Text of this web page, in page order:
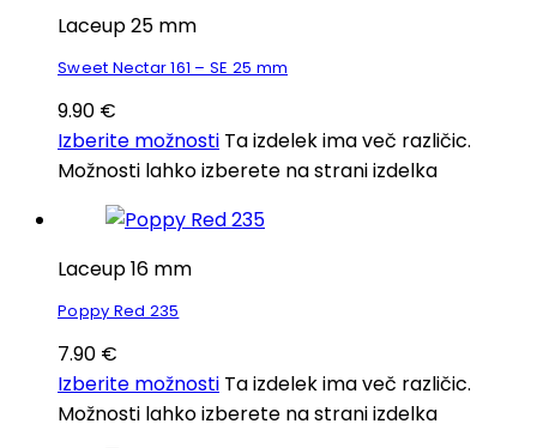
Laceup 25 mm
Sweet Nectar 161 – SE 25 mm
9.90 €
Izberite možnosti Ta izdelek ima več različic.
Možnosti lahko izberete na strani izdelka
Laceup 16 mm
Poppy Red 235
7.90 €
Izberite možnosti Ta izdelek ima več različic.
Možnosti lahko izberete na strani izdelka